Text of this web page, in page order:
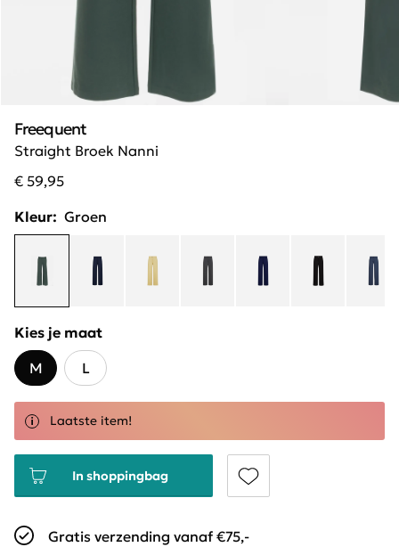
Straight Broek Nanni
Freequent
€ 59,95
Kleur: Groen
Kies je maat
M
L
Laatste item!
In shoppingbag
Gratis verzending vanaf €75,-